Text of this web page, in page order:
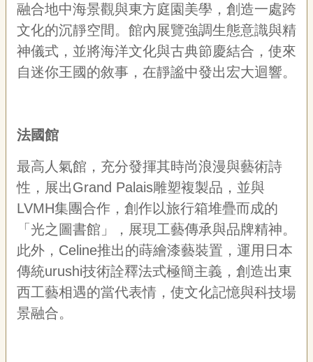
融合地中海景觀與東方庭園美學，創造一處跨
文化的沉靜空間。館內展覽強調生態意識與精
神儀式，並將海洋文化與古典節慶結合，使來
自迷你王國的敘事，在靜謐中發出宏大迴響。
法國館
最高人氣館，充分發揮其時尚浪漫與藝術詩
性，展出Grand Palais雕塑複製品，並與
LVMH集團合作，創作以旅行箱堆疊而成的
「光之圖書館」，展現工藝傳承與品牌精神。
此外，Celine推出的蒔繪漆藝裝置，運用日本
傳統urushi技術詮釋法式極簡主義，創造出東
西工藝相遇的當代表情，使文化記憶與科技場
景融合。